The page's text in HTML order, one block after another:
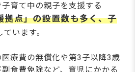
育て中の親子を支援する
拠点」の設置数も多く、子
ています。
療費の無償化や第3子以降3歳
食費免除など、育児にかかる